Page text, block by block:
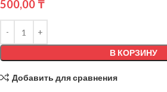
500,00 ₸
В КОРЗИНУ
Добавить для сравнения